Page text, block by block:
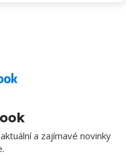
a zajímavé novinky